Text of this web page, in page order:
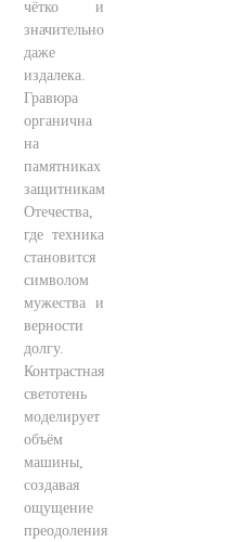
чётко и
значительно
даже
издалека.
Гравюра
органична
на
памятниках
защитникам
Отечества,
где техника
становится
символом
мужества и
верности
долгу.
Контрастная
светотень
моделирует
объём
машины,
создавая
ощущение
преодоления